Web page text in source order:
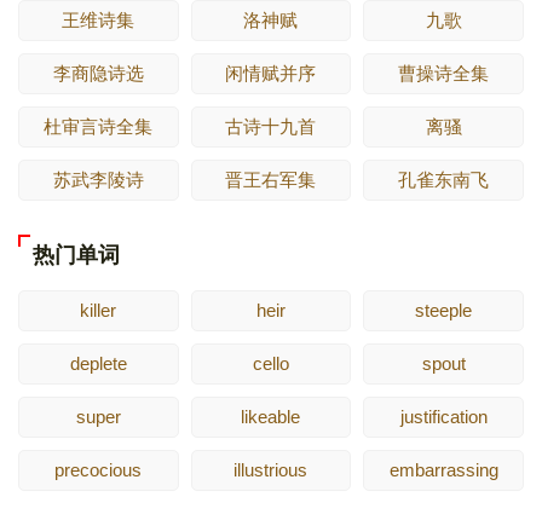
王维诗集 洛神赋 九歌
李商隐诗选 闲情赋并序 曹操诗全集
杜审言诗全集 古诗十九首 离骚
苏武李陵诗 晋王右军集 孔雀东南飞
热门单词
killer heir steeple
deplete cello spout
super likeable justification
precocious illustrious embarrassing